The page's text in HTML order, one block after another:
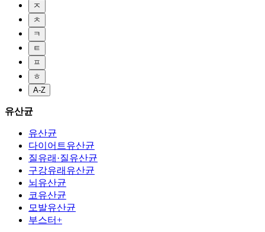
ㅈ
ㅊ
ㅋ
ㅌ
ㅍ
ㅎ
A-Z
유산균
유산균
다이어트유산균
질유래·질유산균
구강유래유산균
뇌유산균
코유산균
모발유산균
부스터+